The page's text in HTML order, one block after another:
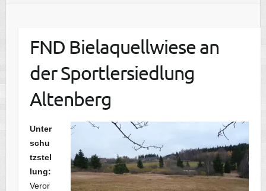
FND Bielaquellwiese an
der Sportlersiedlung
Altenberg
Unter
schu
tzstel
lung:
Veror